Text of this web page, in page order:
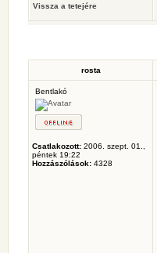
Vissza a tetejére
rosta
Bentlakó
Csatlakozott: 2006. szept. 01.,
péntek 19:22
Hozzászólások: 4328